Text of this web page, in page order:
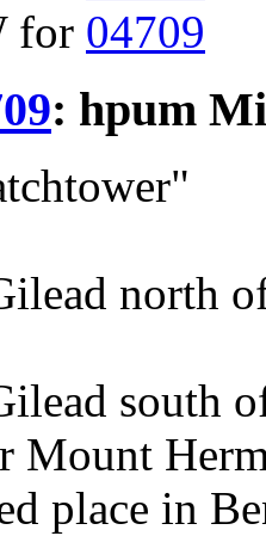
for 04709
: hpum
north
south
Mount
place in